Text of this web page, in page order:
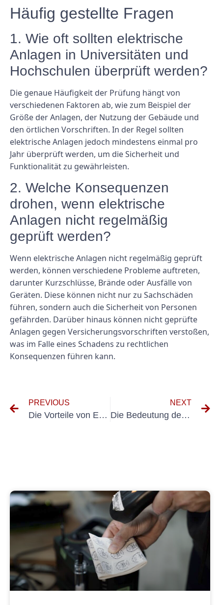
Häufig gestellte Fragen
1. Wie oft sollten elektrische
Anlagen in Universitäten und
Hochschulen überprüft werden?
Die genaue Häufigkeit der Prüfung hängt von
verschiedenen Faktoren ab, wie zum Beispiel der
Größe der Anlagen, der Nutzung der Gebäude und
den örtlichen Vorschriften. In der Regel sollten
elektrische Anlagen jedoch mindestens einmal pro
Jahr überprüft werden, um die Sicherheit und
Funktionalität zu gewährleisten.
2. Welche Konsequenzen
drohen, wenn elektrische
Anlagen nicht regelmäßig
geprüft werden?
Wenn elektrische Anlagen nicht regelmäßig geprüft
werden, können verschiedene Probleme auftreten,
darunter Kurzschlüsse, Brände oder Ausfälle von
Geräten. Diese können nicht nur zu Sachschäden
führen, sondern auch die Sicherheit von Personen
gefährden. Darüber hinaus können nicht geprüfte
Anlagen gegen Versicherungsvorschriften verstoßen,
was im Falle eines Schadens zu rechtlichen
Konsequenzen führen kann.
PREVIOUS
Die Vorteile von E-Check-Zahlungssystemen für Bildungseinrichtungen
NEXT
Die Bedeutung der Elektroprüfung in Bildungseinrichtungen: Gewährleistung von Sicherheit und Compliance